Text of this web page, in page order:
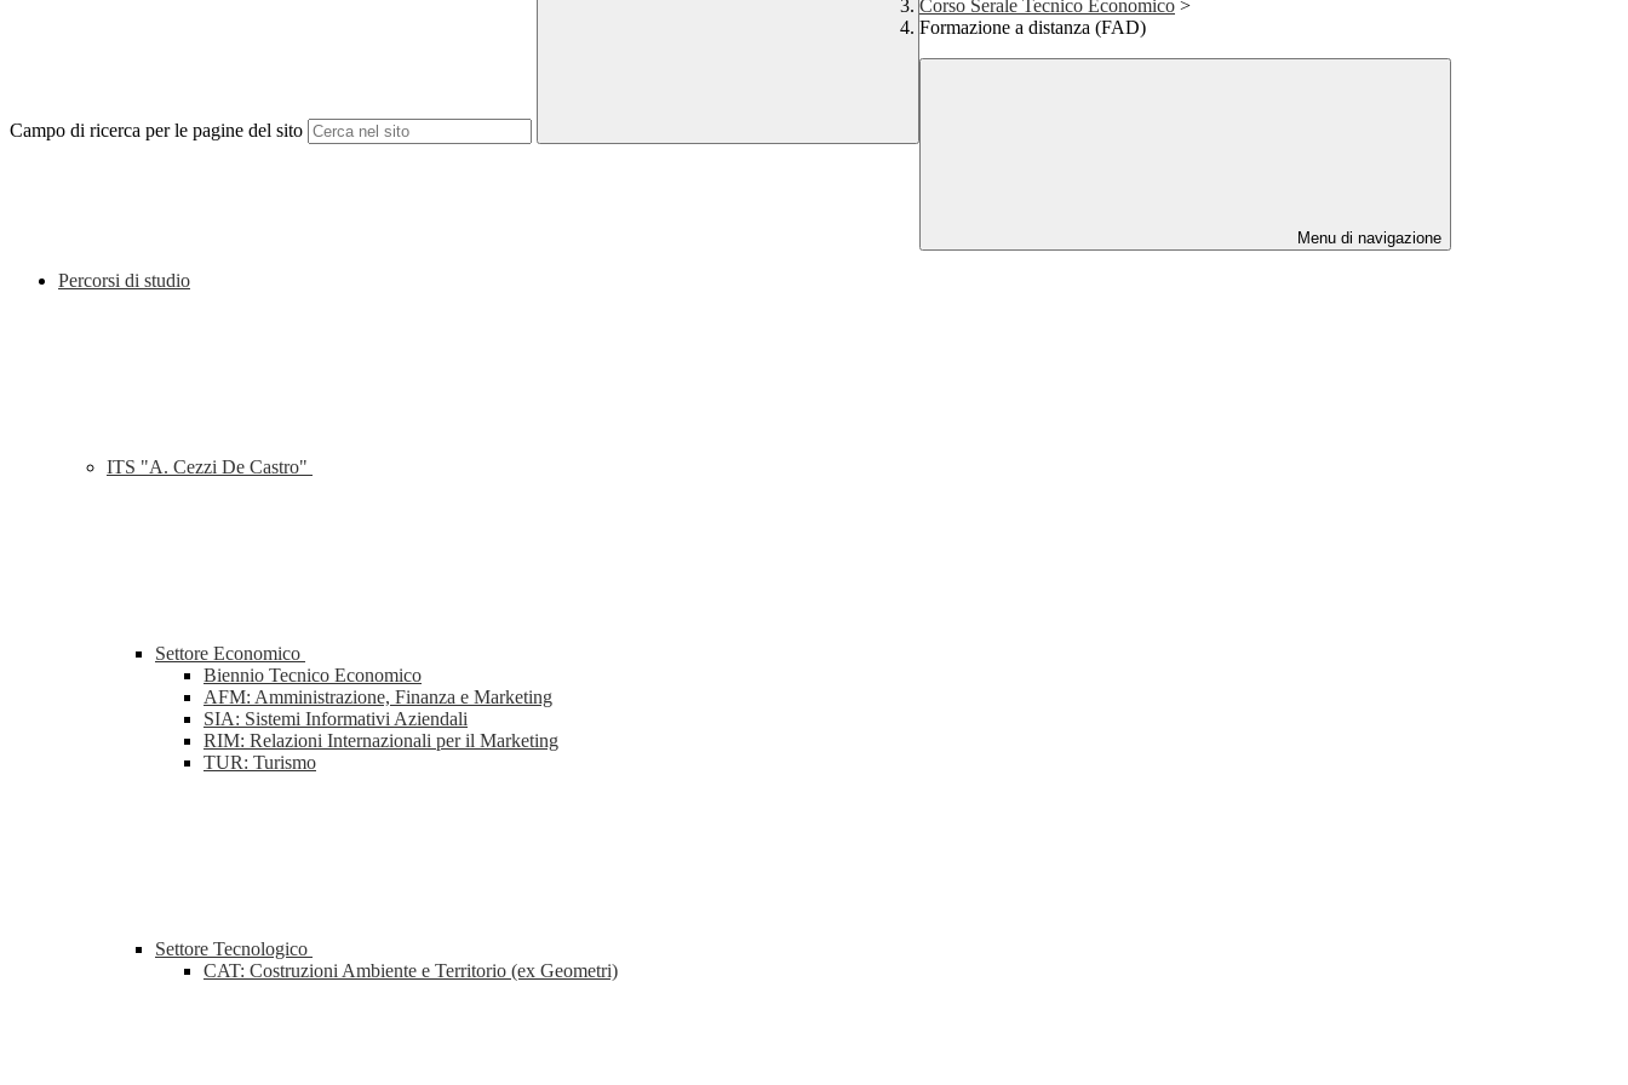
Campo di ricerca per le pagine del sito
Corso Serale Tecnico Economico >
Formazione a distanza (FAD)
Menu di navigazione
Percorsi di studio
ITS "A. Cezzi De Castro"
Settore Economico
Biennio Tecnico Economico
AFM: Amministrazione, Finanza e Marketing
SIA: Sistemi Informativi Aziendali
RIM: Relazioni Internazionali per il Marketing
TUR: Turismo
Settore Tecnologico
CAT: Costruzioni Ambiente e Territorio (ex Geometri)